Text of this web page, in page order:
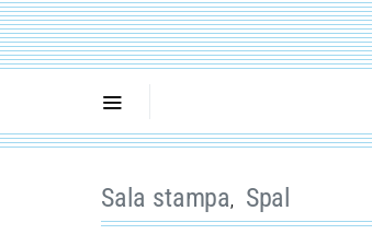
Sala stampa Spal